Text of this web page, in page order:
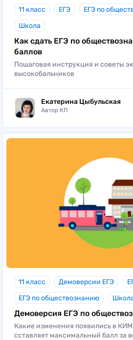
11 класс ЕГЭ
ЕГЭ по
Школа
Как сдать ЕГЭ по
баллов
Пошаговая инструкция и советы
высокобальников
Екатерина Цыбульская
Автор КП
11 класс Демоверсии ЕГЭ
ЕГЭ по обществознанию
Демоверсия ЕГЭ по
Какие изменения появились в
сставляет максимальный балл за